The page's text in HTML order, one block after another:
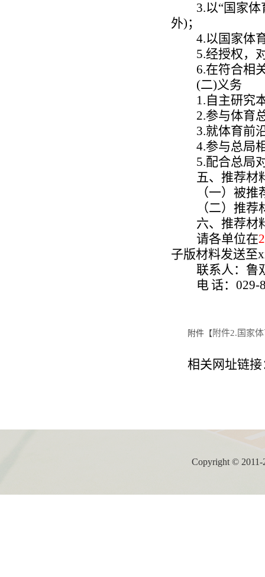
3.以“国家
外)；
4.以国家体
5.经授权，
6.在符合相
(二)义务
1.自主研究
2.参与体育
3.就体育前
4.参与总局
5.配合总局
五、推荐材
（一）被
（二）推
六、推荐材
请各单位在
子版材料发送至
联系人：鲁
电 话： 029-
附件【 附件2.国家
相关网址链接
Copyright ©